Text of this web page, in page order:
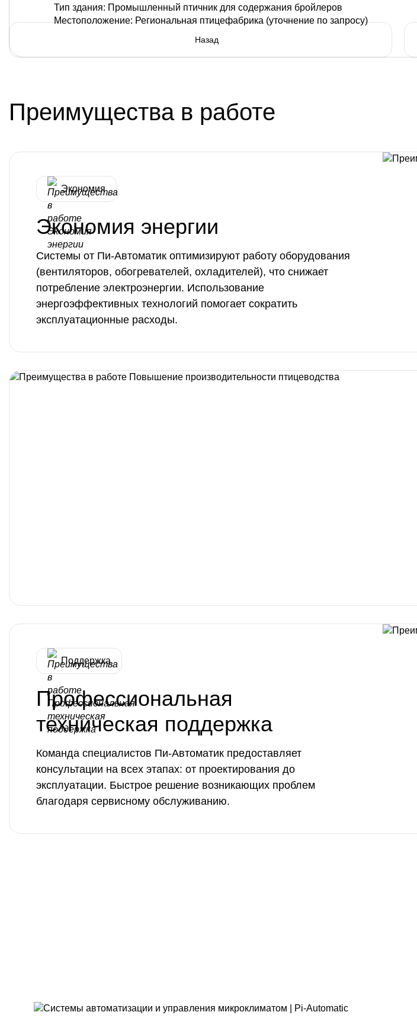
Тип здания: Промышленный птичник для содержания бройлеров
Местоположение: Региональная птицефабрика (уточнение по запросу)
Преимущества в работе
Экономия
Экономия энергии
Системы от Пи-Автоматик оптимизируют работу оборудования
(вентиляторов, обогревателей, охладителей), что снижает
потребление электроэнергии. Использование
энергоэффективных технологий помогает сократить
эксплуатационные расходы.
Поддержка
Профессиональная
техническая поддержка
Команда специалистов Пи-Автоматик предоставляет
консультации на всех этапах: от проектирования до
эксплуатации. Быстрое решение возникающих проблем
благодаря сервисному обслуживанию.